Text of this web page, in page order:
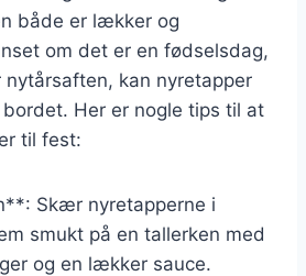
både er lækker og
om det er en fødselsdag,
nytårsaften, kan nyretapper
Her er nogle tips til at
til fest:
Skær nyretapperne i
smukt på en tallerken med
og en lækker sauce.